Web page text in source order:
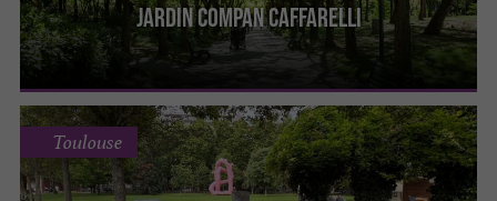
Jardin Compan Caffarelli
Toulouse